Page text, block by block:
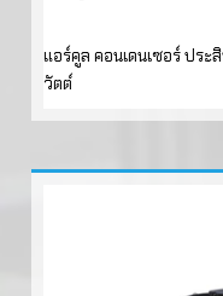
แอร์คูล คอนเดนเซอร์ ปร
วัตต์